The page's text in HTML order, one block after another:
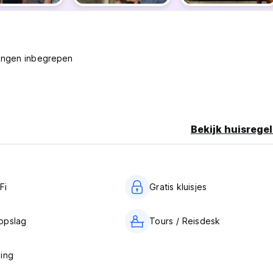
van een 'late annulering of no-show' worden de VOLLEDIGE
‘rooftop resto’)
inbegrepen
Bekijk
Gratis kluisjes
Tours / Reisdesk